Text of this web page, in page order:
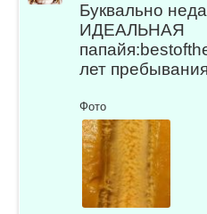
Буквально
ИДЕАЛЬНАЯ
лет
Фото